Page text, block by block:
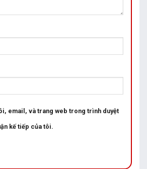
email, và trang web trong trình duyệt
kế tiếp của tôi.